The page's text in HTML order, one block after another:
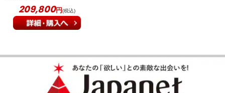
8XS1-HL
209,800円(税込)